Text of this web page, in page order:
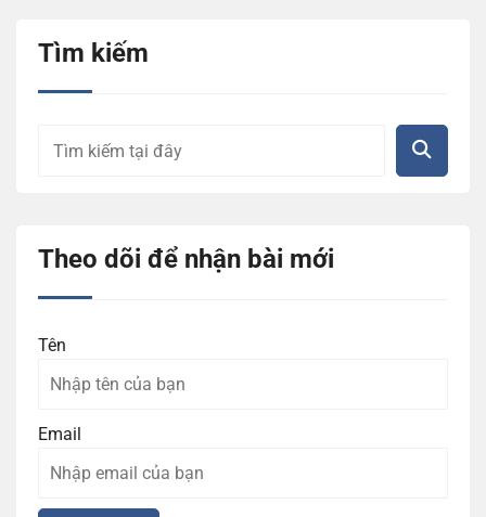
Tìm kiếm
Theo dõi để nhận bài mới
Tên
Email